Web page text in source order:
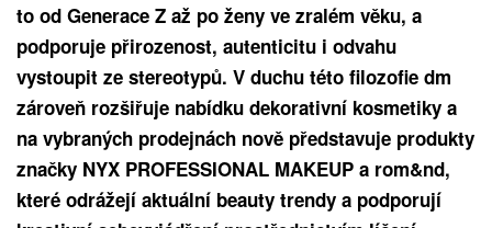
to od Generace Z až po ženy ve zralém věku, a
podporuje přirozenost, autenticitu i odvahu
vystoupit ze stereotypů. V duchu této filozofie dm
zároveň rozšiřuje nabídku dekorativní kosmetiky a
na vybraných prodejnách nově představuje produkty
značky NYX PROFESSIONAL MAKEUP a rom&nd,
které odrážejí aktuální beauty trendy a podporují